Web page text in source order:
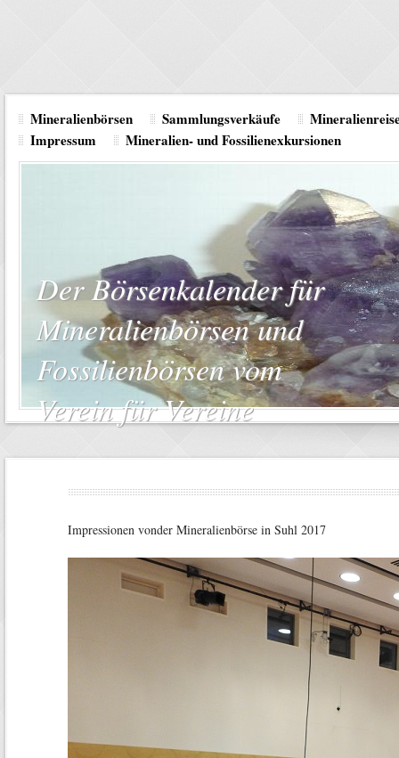
Mineralienbörsen Sammlungsverkäufe
Impressum
Mineralien- und Fossilienexkursionen
Der Börsenkalender für
Mineralienbörsen und
Fossilienbörsen vom
Verein für Vereine
Impressionen vonder Mineralienbörse in Suhl 2017